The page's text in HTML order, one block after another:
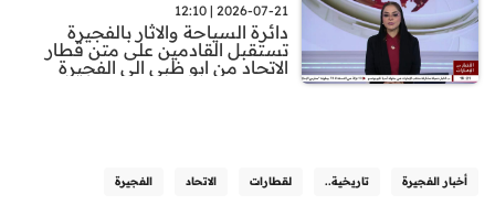
2026-07-21 | 12:10
دائرة السياحة والاثار بالفجيرة
تستقبل القادمين على متن قطار
الاتحاد من ابو ظبي الى الفجيرة
أخبار الفجيرة تاريخية.. لقطارات الاتحاد الفجيرة